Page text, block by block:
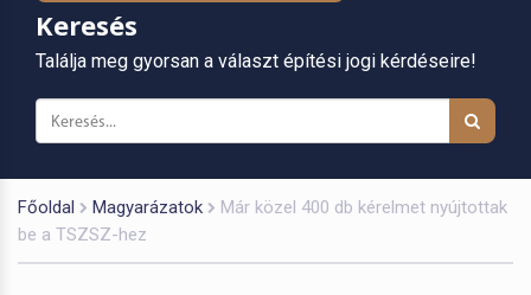
Keresés
Találja meg gyorsan a választ építési jogi kérdéseire!
Főoldal Magyarázatok
Már közel 400 db kérelmet nyújtottak
be a TSZSZ-hez